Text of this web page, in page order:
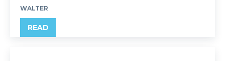
WALTER
READ